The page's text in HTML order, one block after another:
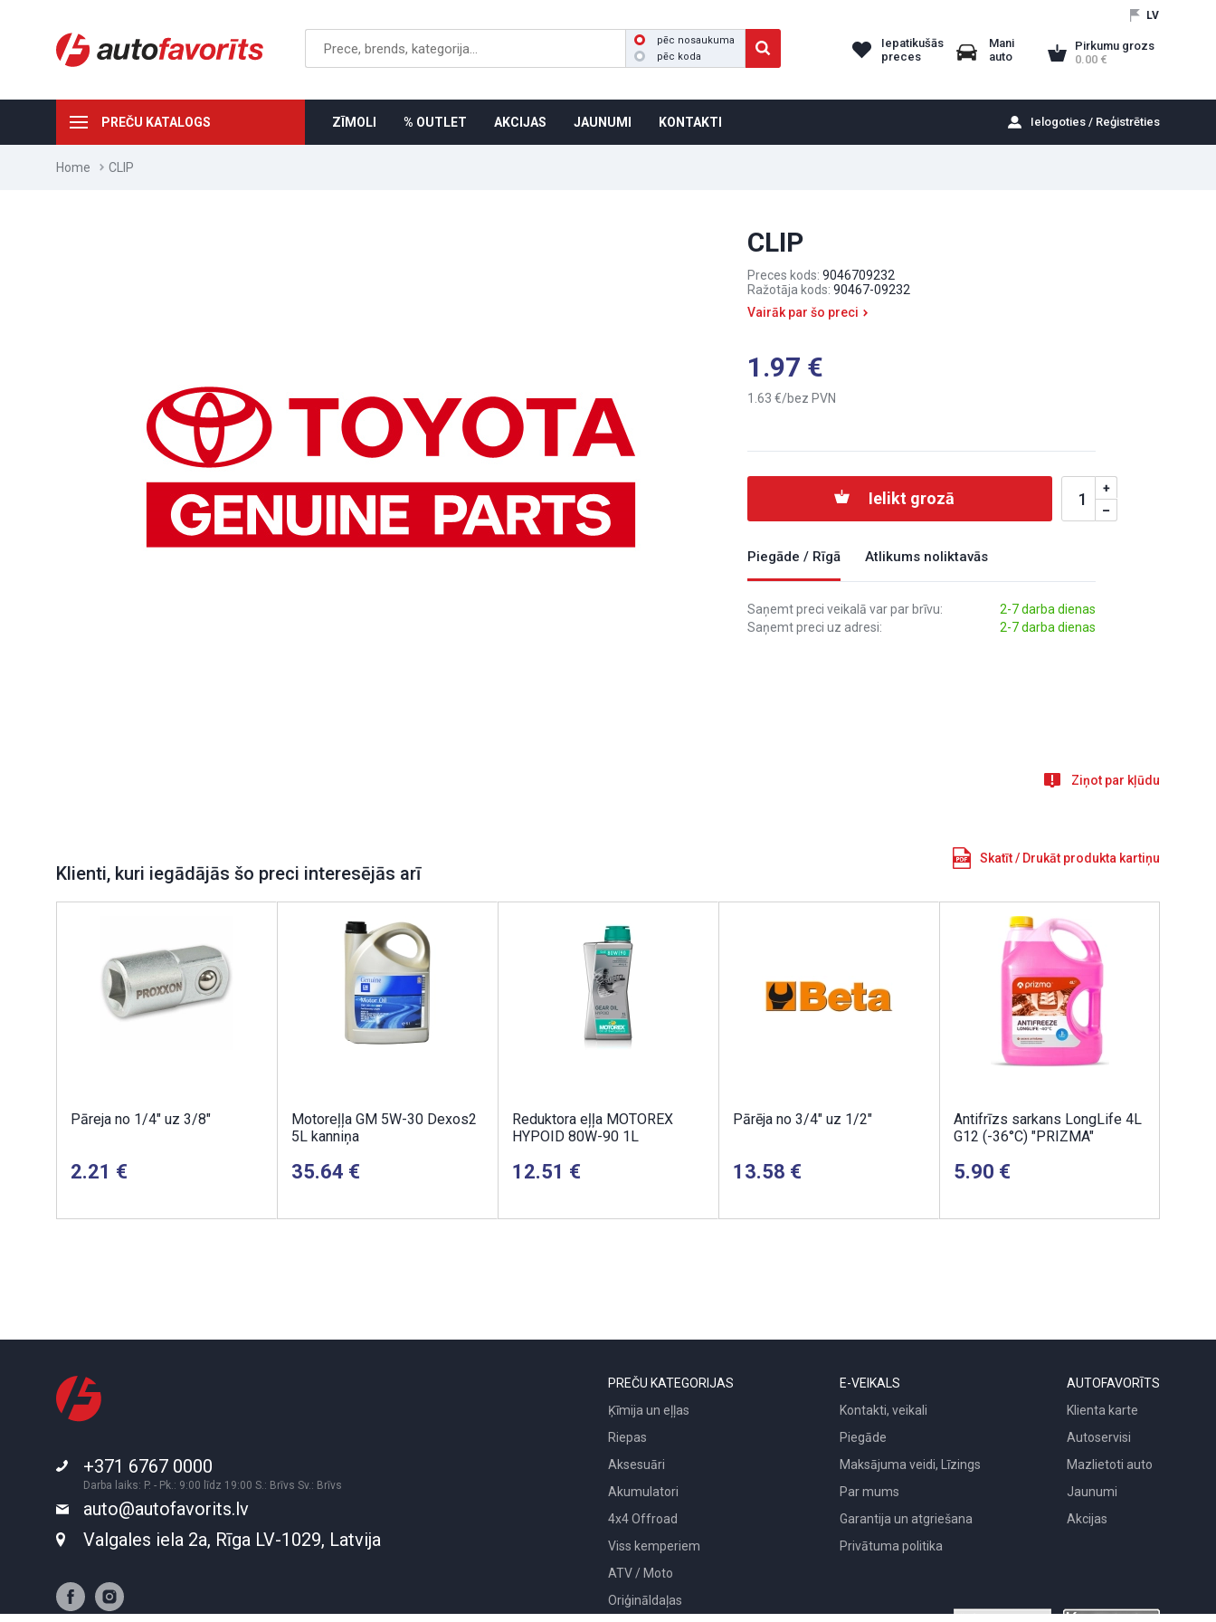
LV
Iepatikušās
preces
Mani
auto
Pirkumu grozs
0.00
pēc nosaukuma
pēc koda
Ielogoties / Reģistrēties
PREČU KATALOGS ZĪMOLI % OUTLET AKCIJAS JAUNUMI KONTAKTI
Home CLIP
CLIP
Preces kods: 9046709232
Ražotāja kods: 90467-09232
Vairāk par šo preci
1.97
1.63 bez PVN
Ielikt grozā
Piegāde / Rīgā Atlikums noliktavās
Saņemt preci veikalā var par brīvu:
2-7 darba dienas
Saņemt preci uz adresi:
2-7 darba dienas
Ziņot par kļūdu
Skatīt / Drukāt produkta kartiņu
Klienti, kuri iegādājās šo preci interesējās arī
Pāreja no 1/4" uz 3/8"
2.21
Motoreļļa GM 5W-30 Dexos2
5L kanniņa
35.64
Reduktora eļļa MOTOREX
HYPOID 80W-90 1L
12.51
Pārēja no 3/4" uz 1/2"
13.58
Antifrīzs sarkans LongLife 4L
G12 (-36°C) "PRIZMA"
5.90
+371 6767 0000
Darba laiks: P. - Pk.: 9:00 līdz 19:00 S.: Brīvs Sv.: Brīvs
auto@autofavorits.lv
Valgales iela 2a, Rīga LV-1029, Latvija
PREČU KATEGORIJAS
Ķīmija un eļļas
Riepas
Aksesuāri
Akumulatori
4x4 Offroad
Viss kemperiem
ATV / Moto
Oriģināldaļas
E-VEIKALS
Kontakti, veikali
Piegāde
Maksājuma veidi, Līzings
Par mums
Garantija un atgriešana
Privātuma politika
AUTOFAVORĪTS
Klienta karte
Autoservisi
Mazlietoti auto
Jaunumi
Akcijas